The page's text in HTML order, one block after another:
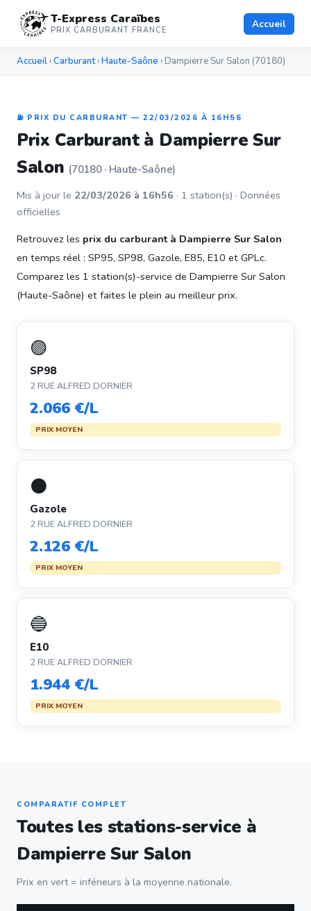
T-Express Caraïbes
PRIX CARBURANT FRANCE Accueil
Accueil ›Carburant›Haute-Saône › Dampierre Sur Salon (70180)
⛽ PRIX DU CARBURANT — 22/03/2026 À 16H56
Prix Carburant à Dampierre Sur
Salon (70180 · Haute-Saône)
Mis à jour le 22/03/2026 à 16h56 · 1 station(s) · Données
officielles
Retrouvez les prix du carburant à Dampierre Sur Salon
en temps réel : SP95, SP98, Gazole, E85, E10 et GPLc.
Comparez les 1 station(s)-service de Dampierre Sur Salon
(Haute-Saône) et faites le plein au meilleur prix.
🟣
SP98
2 RUE ALFRED DORNIER
2.066 €/L
PRIX MOYEN
⚫
Gazole
2 RUE ALFRED DORNIER
2.126 €/L
PRIX MOYEN
🔵
E10
2 RUE ALFRED DORNIER
1.944 €/L
PRIX MOYEN
COMPARATIF COMPLET
Toutes les stations-service à
Dampierre Sur Salon
Prix en vert = inférieurs à la moyenne nationale.